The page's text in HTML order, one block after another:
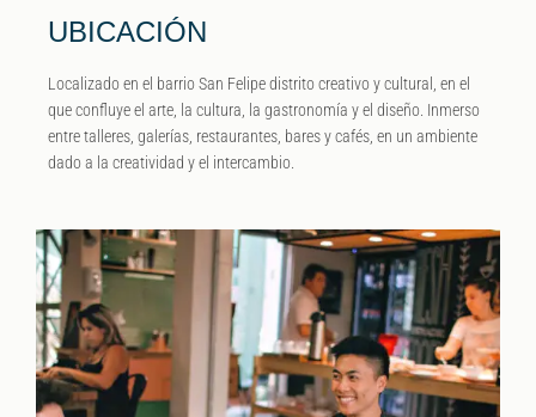
UBICACIÓN
Localizado en el barrio San Felipe distrito creativo y cultural, en el
que confluye el arte, la cultura, la gastronomía y el diseño. Inmerso
entre talleres, galerías, restaurantes, bares y cafés, en un ambiente
dado a la creatividad y el intercambio.